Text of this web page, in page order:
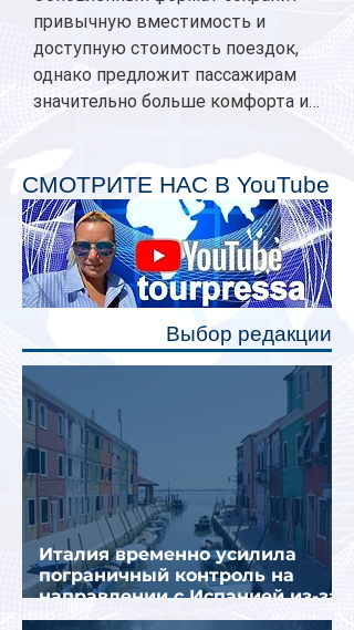
привычную вместимость и
доступную стоимость поездок,
однако предложит пассажирам
значительно больше комфорта и
планируется начать в 2027 году.
Одним из главных нововведений
станут индивидуальные шторки у
каждого спального места. Они
позволят пассажирам закрыть свою
полку во время сна или отдыха,
СМОТРИТЕ НАС В YouTube
Выбор редакции
Италия временно усилила
пограничный контроль на
направлении с Испанией из-за
миграционного кризиса